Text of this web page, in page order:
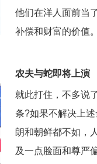
他们在洋人面前当
补偿和财富的价值。
农夫与蛇即将上演
就此打住，不多说
条?如果不解决上
朗和朝鲜都不如，
及一点脸面和尊严